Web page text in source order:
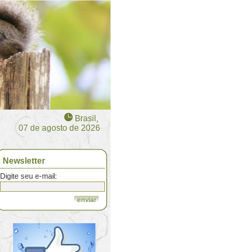
Brasil,
07 de agosto de 2026
Newsletter
Digite seu e-mail:
enviar